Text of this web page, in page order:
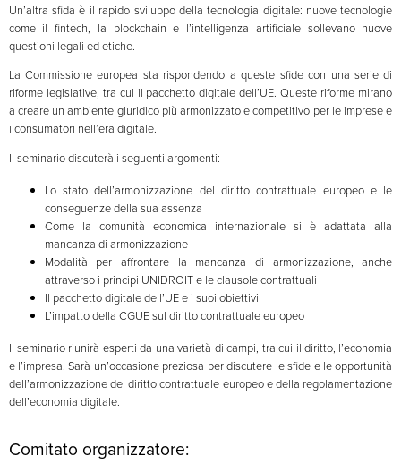
Un’altra sfida è il rapido sviluppo della tecnologia digitale: nuove tecnologie
come il fintech, la blockchain e l’intelligenza artificiale sollevano nuove
questioni legali ed etiche.
La Commissione europea sta rispondendo a queste sfide con una serie di
riforme legislative, tra cui il pacchetto digitale dell’UE. Queste riforme mirano
a creare un ambiente giuridico più armonizzato e competitivo per le imprese e
i consumatori nell’era digitale.
Il seminario discuterà i seguenti argomenti:
Lo stato dell’armonizzazione del diritto contrattuale europeo e le
conseguenze della sua assenza
Come la comunità economica internazionale si è adattata alla
mancanza di armonizzazione
Modalità per affrontare la mancanza di armonizzazione, anche
attraverso i principi UNIDROIT e le clausole contrattuali
Il pacchetto digitale dell’UE e i suoi obiettivi
L’impatto della CGUE sul diritto contrattuale europeo
Il seminario riunirà esperti da una varietà di campi, tra cui il diritto, l’economia
e l’impresa. Sarà un’occasione preziosa per discutere le sfide e le opportunità
dell’armonizzazione del diritto contrattuale europeo e della regolamentazione
dell’economia digitale.
Comitato organizzatore: